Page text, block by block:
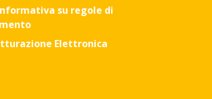
su regole di
Elettronica